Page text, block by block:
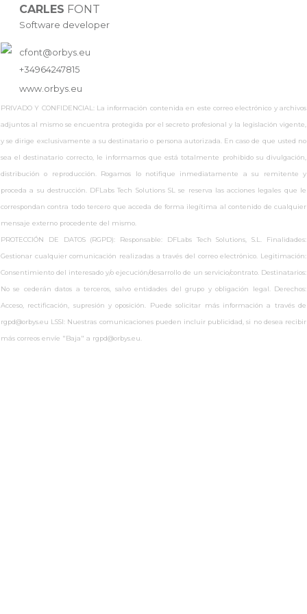
CARLES FONT
Software developer
cfont@orbys.eu
+34964247815
www.orbys.eu
PRIVADO Y CONFIDENCIAL: La información contenida en este correo electrónico y archivos
adjuntos al mismo se encuentra protegida por el secreto profesional y la legislación vigente,
y se dirige exclusivamente a su destinatario o persona autorizada. En caso de que usted no
sea el destinatario correcto, le informamos que está totalmente prohibido su divulgación,
distribución o reproducción. Rogamos lo notifique inmediatamente a su remitente y
proceda a su destrucción. DFLabs Tech Solutions SL se reserva las acciones legales que le
correspondan contra todo tercero que acceda de forma ilegítima al contenido de cualquier
mensaje externo procedente del mismo.
PROTECCIÓN DE DATOS (RGPD): Responsable: DFLabs Tech Solutions, S.L. Finalidades:
Gestionar cualquier comunicación realizadas a través del correo electrónico. Legitimación:
Consentimiento del interesado y/o ejecución/desarrollo de un servicio/contrato. Destinatarios:
No se cederán datos a terceros, salvo entidades del grupo y obligación legal. Derechos:
Acceso, rectificación, supresión y oposición. Puede solicitar más información a través de
rgpd@orbys.eu LSSI: Nuestras comunicaciones pueden incluir publicidad, si no desea recibir
más correos envíe "Baja" a rgpd@orbys.eu.